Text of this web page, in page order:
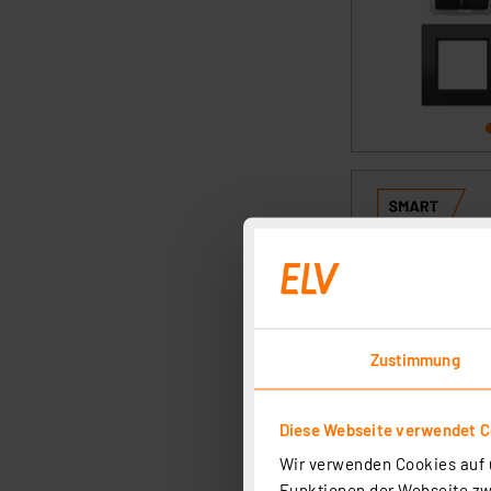
Zustimmung
Diese Webseite verwendet
Wir verwenden Cookies